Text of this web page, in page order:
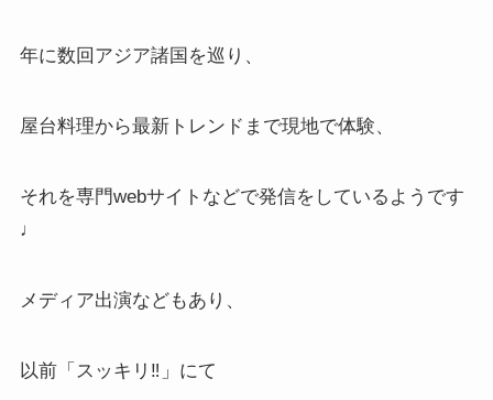
年に数回アジア諸国を巡り、
屋台料理から最新トレンドまで現地で体験、
それを専門webサイトなどで発信をしているようです
♩
メディア出演などもあり、
以前「スッキリ‼」にて